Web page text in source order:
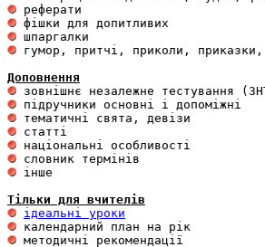
гумор, притчі, приколи,
Доповнення
інше
Тільки для вчителів
ідеальні уроки